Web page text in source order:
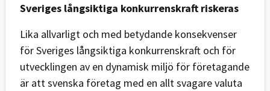
Sveriges långsiktiga konkurrenskraft riskeras
Lika allvarligt och med betydande konsekvenser
för Sveriges långsiktiga konkurrenskraft och för
utvecklingen av en dynamisk miljö för företagande
är att svenska företag med en allt svagare valuta